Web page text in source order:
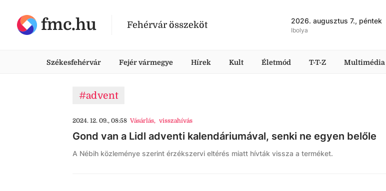
fmc.hu Fehérvár összeköt 2026. augusztus 7., péntek
Ibolya
Székesfehérvár Fejér vármegye Hírek Kult Életmód T-T-Z Multimédia
#advent
2024. 12. 09., 08:58 Vásárlás, visszahívás
Gond van a Lidl adventi kalendáriumával, senki ne egyen belőle
A Nébih közleménye szerint érzékszervi eltérés miatt hívták vissza a terméket.